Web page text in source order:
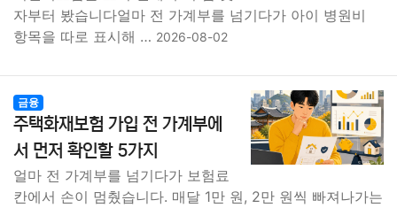
자부터 봤습니다얼마 전 가계부를 넘기다가 아이 병원비
항목을 따로 표시해 … 2026-08-02
금융
주택화재보험 가입 전 가계부에
서 먼저 확인할 5가지
얼마 전 가계부를 넘기다가 보험료
칸에서 손이 멈췄습니다. 매달 1만 원, 2만 원씩 빠져나가는